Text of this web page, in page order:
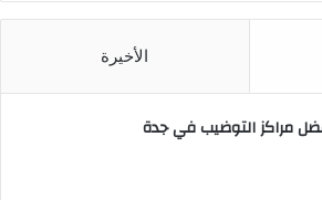
الأخيرة
مراكز التوضيب في جدة